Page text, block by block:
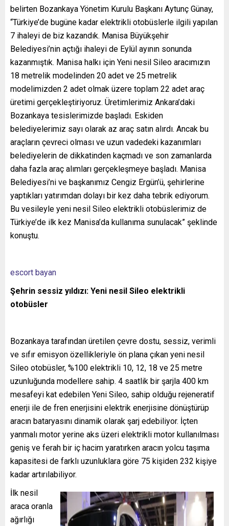
belirten Bozankaya Yönetim Kurulu Başkanı Aytunç Günay,
“Türkiye’de bugüne kadar elektrikli otobüslerle ilgili yapılan
7 ihaleyi de biz kazandık. Manisa Büyükşehir
Belediyesi’nin açtığı ihaleyi de Eylül ayının sonunda
kazanmıştık. Manisa halkı için Yeni nesil Sileo aracımızın
18 metrelik modelinden 20 adet ve 25 metrelik
modelimizden 2 adet olmak üzere toplam 22 adet araç
üretimi gerçekleştiriyoruz. Üretimlerimiz Ankara’daki
Bozankaya tesislerimizde başladı. Eskiden
belediyelerimiz sayı olarak az araç satın alırdı. Ancak bu
araçların çevreci olması ve uzun vadedeki kazanımları
belediyelerin de dikkatinden kaçmadı ve son zamanlarda
daha fazla araç alımları gerçekleşmeye başladı. Manisa
Belediyesi’ni ve başkanımız Cengiz Ergün’ü, şehirlerine
yaptıkları yatırımdan dolayı bir kez daha tebrik ediyorum.
Bu vesileyle yeni nesil Sileo elektrikli otobüslerimiz de
Türkiye’de ilk kez Manisa’da kullanıma sunulacak” şeklinde
konuştu.
escort bayan
Şehrin sessiz yıldızı: Yeni nesil Sileo elektrikli
otobüsler
Bozankaya tarafından üretilen çevre dostu, sessiz, verimli
ve sıfır emisyon özellikleriyle ön plana çıkan yeni nesil
Sileo otobüsler, %100 elektrikli 10, 12, 18 ve 25 metre
uzunluğunda modellere sahip. 4 saatlik bir şarjla 400 km
mesafeyi kat edebilen Yeni Sileo, sahip olduğu rejeneratif
enerji ile de fren enerjisini elektrik enerjisine dönüştürüp
aracın bataryasını dinamik olarak şarj edebiliyor. İçten
yanmalı motor yerine aks üzeri elektrikli motor kullanılması
geniş ve ferah bir iç hacim yaratırken aracın yolcu taşıma
kapasitesi de farklı uzunluklara göre 75 kişiden 232 kişiye
kadar artırılabiliyor.
İlk nesil
araca oranla
ağırlığı